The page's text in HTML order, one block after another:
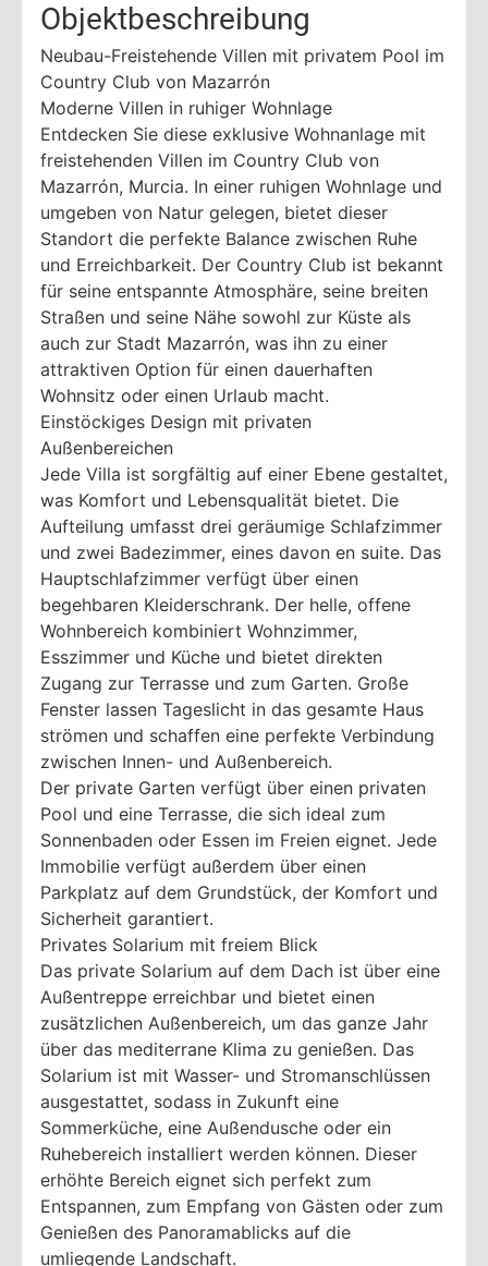
Objektbeschreibung
Neubau-Freistehende Villen mit privatem Pool im
Country Club von Mazarrón
Moderne Villen in ruhiger Wohnlage
Entdecken Sie diese exklusive Wohnanlage mit
freistehenden Villen im Country Club von
Mazarrón, Murcia. In einer ruhigen Wohnlage und
umgeben von Natur gelegen, bietet dieser
Standort die perfekte Balance zwischen Ruhe
und Erreichbarkeit. Der Country Club ist bekannt
für seine entspannte Atmosphäre, seine breiten
Straßen und seine Nähe sowohl zur Küste als
auch zur Stadt Mazarrón, was ihn zu einer
attraktiven Option für einen dauerhaften
Wohnsitz oder einen Urlaub macht.
Einstöckiges Design mit privaten
Außenbereichen
Jede Villa ist sorgfältig auf einer Ebene gestaltet,
was Komfort und Lebensqualität bietet. Die
Aufteilung umfasst drei geräumige Schlafzimmer
und zwei Badezimmer, eines davon en suite. Das
Hauptschlafzimmer verfügt über einen
begehbaren Kleiderschrank. Der helle, offene
Wohnbereich kombiniert Wohnzimmer,
Esszimmer und Küche und bietet direkten
Zugang zur Terrasse und zum Garten. Große
Fenster lassen Tageslicht in das gesamte Haus
strömen und schaffen eine perfekte Verbindung
zwischen Innen- und Außenbereich.
Der private Garten verfügt über einen privaten
Pool und eine Terrasse, die sich ideal zum
Sonnenbaden oder Essen im Freien eignet. Jede
Immobilie verfügt außerdem über einen
Parkplatz auf dem Grundstück, der Komfort und
Sicherheit garantiert.
Privates Solarium mit freiem Blick
Das private Solarium auf dem Dach ist über eine
Außentreppe erreichbar und bietet einen
zusätzlichen Außenbereich, um das ganze Jahr
über das mediterrane Klima zu genießen. Das
Solarium ist mit Wasser- und Stromanschlüssen
ausgestattet, sodass in Zukunft eine
Sommerküche, eine Außendusche oder ein
Ruhebereich installiert werden können. Dieser
erhöhte Bereich eignet sich perfekt zum
Entspannen, zum Empfang von Gästen oder zum
Genießen des Panoramablicks auf die
umliegende Landschaft.